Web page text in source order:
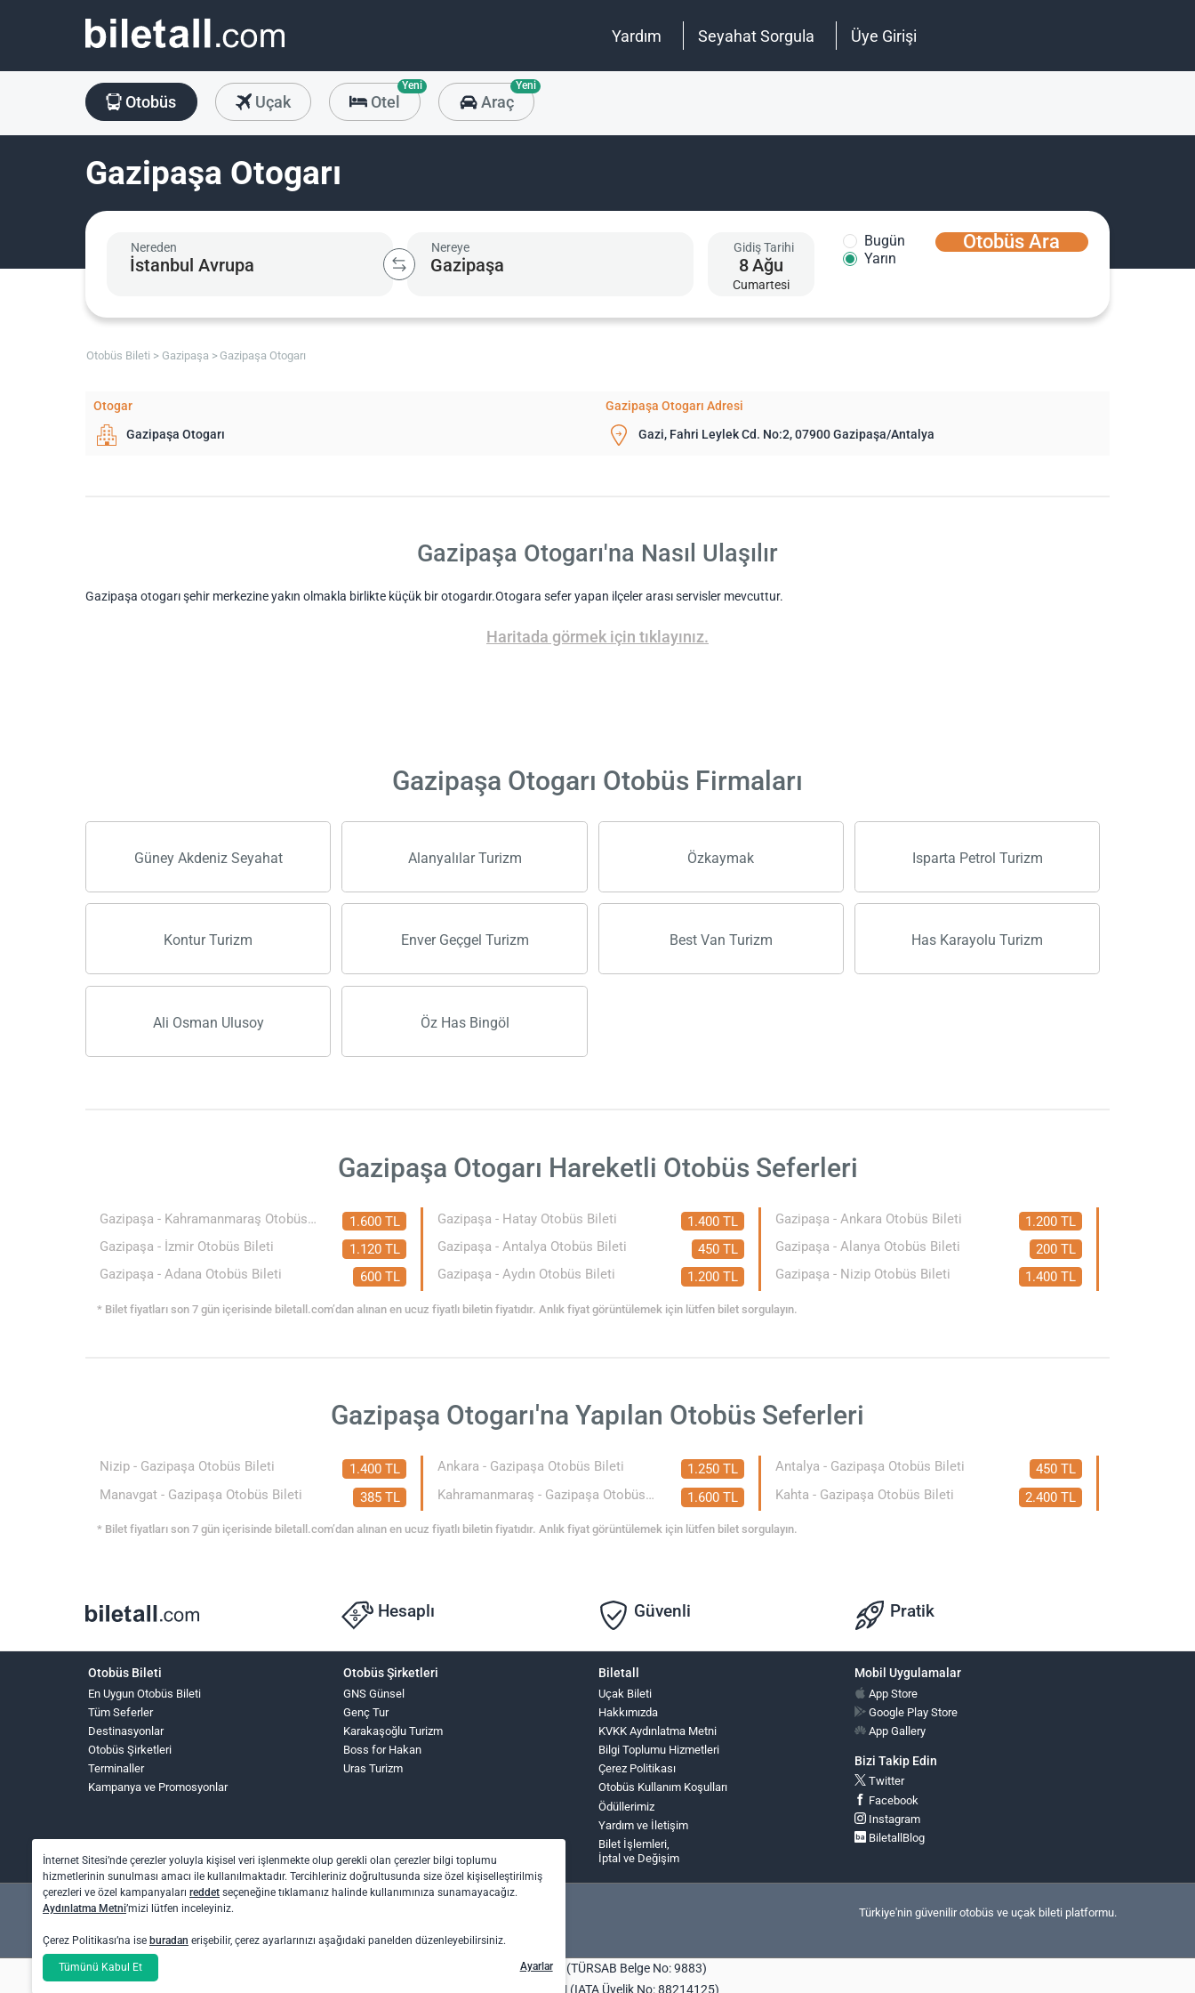
Yardım Seyahat Sorgula Üye Girişi
Otobüs Uçak Otel
Yeni
Araç
Yeni
Gazipaşa Otogarı
Nereden Nereye Gidiş Tarihi
8Ağu
Cumartesi
Bugün
Yarın
Otobüs Ara
Otobüs Bileti Gazipaşa Gazipaşa Otogarı
Otogar
Gazipaşa Otogarı Adresi
Gazipaşa Otogarı
Gazi, Fahri Leylek Cd. No:2, 07900 Gazipaşa/Antalya
Gazipaşa Otogarı'na Nasıl Ulaşılır
Gazipaşa otogarı şehir merkezine yakın olmakla birlikte küçük bir otogardır.Otogara sefer yapan ilçeler arası servisler mevcuttur.
Haritada görmek için tıklayınız.
Gazipaşa Otogarı Otobüs Firmaları
Güney Akdeniz Seyahat Alanyalılar Turizm Özkaymak Isparta Petrol Turizm
Kontur Turizm Enver Geçgel Turizm Best Van Turizm Has Karayolu Turizm
Ali Osman Ulusoy Öz Has Bingöl
Gazipaşa Otogarı Hareketli Otobüs Seferleri
Gazipaşa - Kahramanmaraş Otobüs Bileti 1.600 TL Gazipaşa - Hatay Otobüs Bileti 1.400 TL Gazipaşa - Ankara Otobüs Bileti
1.200 TL
Gazipaşa - İzmir Otobüs Bileti
1.120 TL Gazipaşa - Antalya Otobüs Bileti 450 TL Gazipaşa - Alanya Otobüs Bileti
200 TL
Gazipaşa - Adana Otobüs Bileti
600 TL Gazipaşa - Aydın Otobüs Bileti 1.200 TL Gazipaşa - Nizip Otobüs Bileti 1.400 TL
* Bilet fiyatları son 7 gün içerisinde biletall.com’dan alınan en ucuz fiyatlı biletin fiyatıdır. Anlık fiyat görüntülemek için lütfen bilet sorgulayın.
Gazipaşa Otogarı'na Yapılan Otobüs Seferleri
Nizip - Gazipaşa Otobüs Bileti 1.400 TL Ankara - Gazipaşa Otobüs Bileti 1.250 TL Antalya - Gazipaşa Otobüs Bileti
450 TL
Manavgat - Gazipaşa Otobüs Bileti
385 TL Kahramanmaraş - Gazipaşa Otobüs Bileti 1.600 TL Kahta - Gazipaşa Otobüs Bileti 2.400 TL
* Bilet fiyatları son 7 gün içerisinde biletall.com’dan alınan en ucuz fiyatlı biletin fiyatıdır. Anlık fiyat görüntülemek için lütfen bilet sorgulayın.
Hesaplı Güvenli Pratik
Otobüs Bileti
En Uygun Otobüs Bileti
Tüm Seferler
Destinasyonlar
Otobüs Şirketleri
Terminaller
Kampanya ve Promosyonlar
Otobüs Şirketleri
GNS Günsel
Genç Tur
Karakaşoğlu Turizm
Boss for Hakan
Uras Turizm
Biletall
Uçak Bileti
Hakkımızda
KVKK Aydınlatma Metni
Bilgi Toplumu Hizmetleri
Çerez Politikası
Otobüs Kullanım Koşulları
Ödüllerimiz
Yardım ve İletişim
Bilet İşlemleri,
İptal ve Değişim
Mobil Uygulamalar
App Store
Google Play Store
App Gallery
Bizi Takip Edin
Twitter
Facebook
Instagram
BiletallBlog
Türkiye'nin güvenilir otobüs ve uçak bileti platformu.
Otel rezervasyon ve otobüs bileti işlemleri için: Obilet.com Turizm Seyahat Acentası (TÜRSAB Belge No: 9883)
Uçak bileti işlemleri için: Biletall Turizm Seyahat Acentası (TÜRSAB Belge No: 4443) | (IATA Üyelik No: 88214125)
İnternet Sitesi’nde çerezler yoluyla kişisel veri işlenmekte olup gerekli olan çerezler bilgi toplumu
hizmetlerinin sunulması amacı ile kullanılmaktadır. Tercihleriniz doğrultusunda size özel kişiselleştirilmiş
çerezleri ve özel kampanyaları reddet seçeneğine tıklamanız halinde kullanımınıza sunamayacağız.
Aydınlatma Metni’mizi lütfen inceleyiniz.
Çerez Politikası’na ise buradan erişebilir, çerez ayarlarınızı aşağıdaki panelden düzenleyebilirsiniz.
Tümünü Kabul Et Ayarlar